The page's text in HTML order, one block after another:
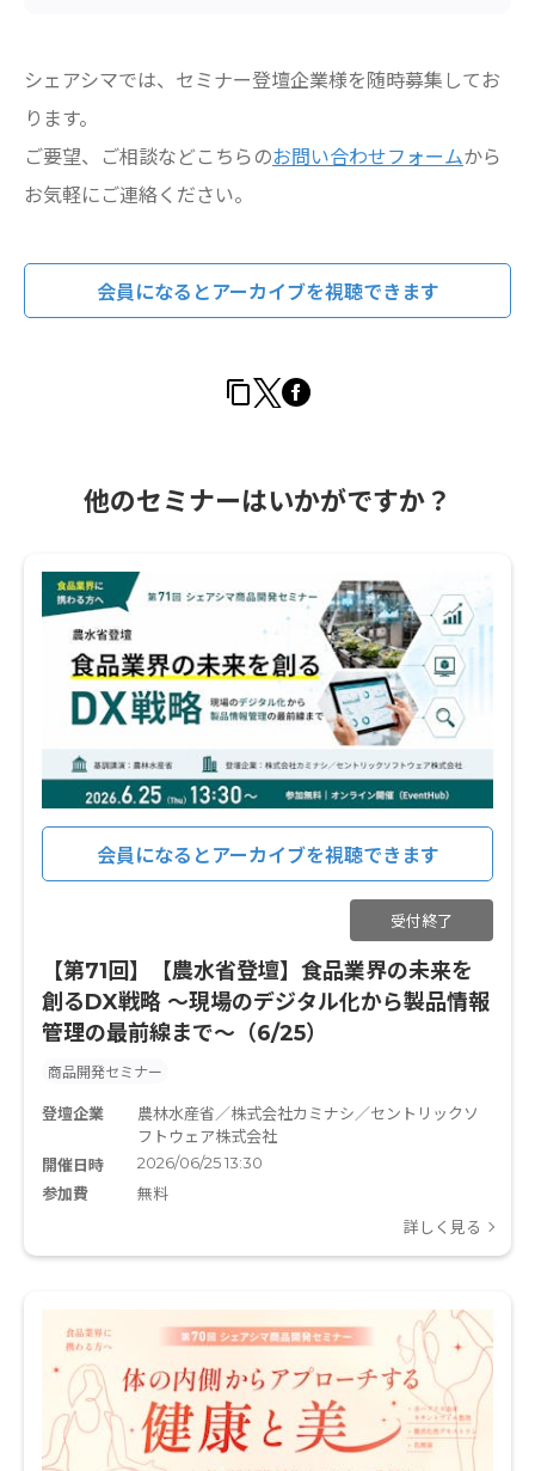
シェアシマでは、セミナー登壇企業様を随時募集してお
ります。
ご要望、ご相談などこちらのお問い合わせフォームから
お気軽にご連絡ください。
会員になるとアーカイブを視聴できます
他のセミナーはいかがですか？
会員になるとアーカイブを視聴できます
受付終了
【第71回】【農水省登壇】食品業界の未来を
創るDX戦略 〜現場のデジタル化から製品情報
管理の最前線まで〜（6/25）
商品開発セミナー
登壇企業
農林水産省／株式会社カミナシ／セントリックソ
フトウェア株式会社
開催日時
2026/06/25 13:30
参加費
無料
詳しく見る